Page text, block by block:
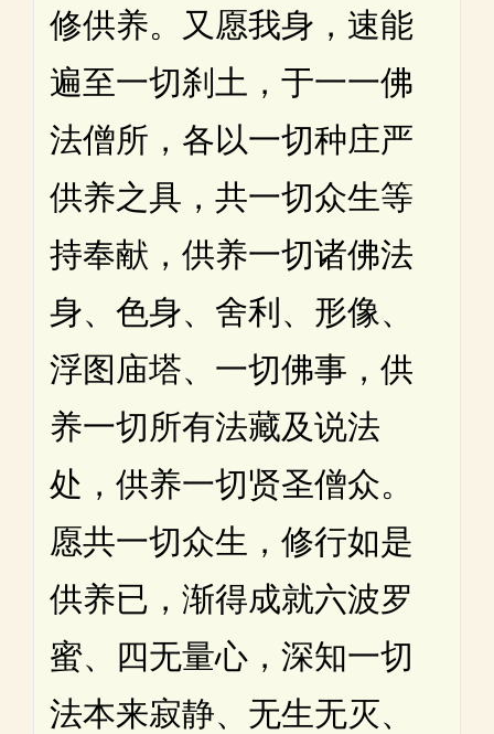
修供养。又愿我身，速能
遍至一切刹土，于一一佛
法僧所，各以一切种庄严
供养之具，共一切众生等
持奉献，供养一切诸佛法
身、色身、舍利、形像、
浮图庙塔、一切佛事，供
养一切所有法藏及说法
处，供养一切贤圣僧众。
愿共一切众生，修行如是
供养已，渐得成就六波罗
蜜、四无量心，深知一切
法本来寂静、无生无灭、